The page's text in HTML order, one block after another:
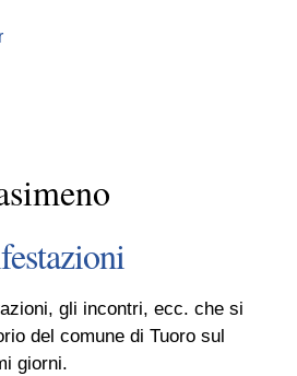
gli incontri, ecc. che si
del comune di Tuoro sul
giorni.